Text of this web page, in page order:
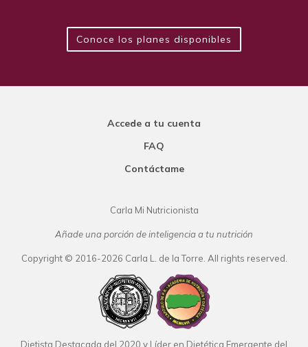
Conoce los planes disponibles
Accede a tu cuenta
FAQ
Contáctame
Carla Mi Nutricionista
Añade una porción de inteligencia a tu nutrición
Copyright © 2016-2026 Carla L. de la Torre. All rights reserved.
Dietista Destacada del 2020 y Líder en Dietética Emergente del